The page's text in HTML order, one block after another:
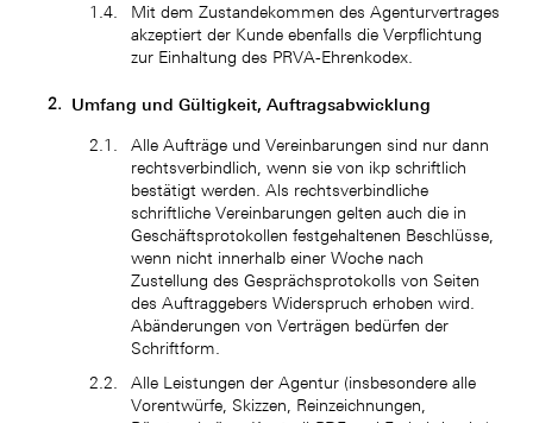
Mit dem Zustandekommen des Agenturvertrages
akzeptiert der Kunde ebenfalls die Verpflichtung
zur Einhaltung des PRVA-Ehrenkodex.
Umfang und Gültigkeit, Auftragsabwicklung
Alle Aufträge und Vereinbarungen sind nur dann
rechtsverbindlich, wenn sie von ikp schriftlich
bestätigt werden. Als rechtsverbindliche
schriftliche Vereinbarungen gelten auch die in
Geschäftsprotokollen festgehaltenen Beschlüsse,
wenn nicht innerhalb einer Woche nach
Zustellung des Gesprächsprotokolls von Seiten
des Auftraggebers Widerspruch erhoben wird.
Abänderungen von Verträgen bedürfen der
Schriftform.
Alle Leistungen der Agentur (insbesondere alle
Vorentwürfe, Skizzen, Reinzeichnungen,